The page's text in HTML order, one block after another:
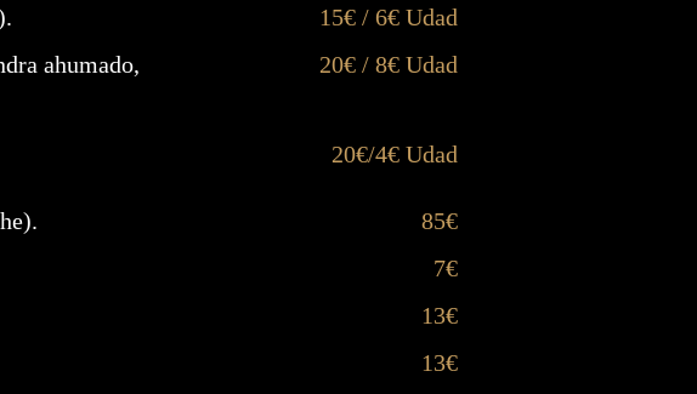
15€ / 6€ Udad
ahumado,
20€ / 8€ Udad
20€/4€ Udad
85€
7€
13€
13€